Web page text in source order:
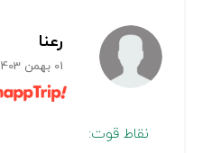
رعنا
01 بهمن 1403
نقاط قوت: